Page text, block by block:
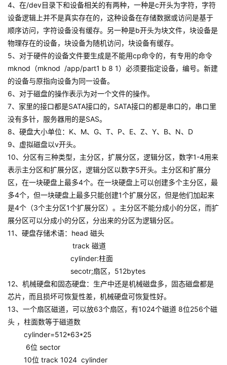
4、在/dev目录下和设备相关的有两种，一种是c开头为字符，字符
设备逻辑上并不是真实存在的，这种设备在存储数据或访问是基于
顺序访问，字符设备没有缓存。另一种是b开头为块文件，块设备是
物理存在的设备，块设备为随机访问，块设备有缓存。
5、对于硬件的设备文件要生成是不能用cp命令的，有专用的命令
mknod（mknod /app/part1 b 8 1）必须要指定设备，编号。新建
的设备与原指向设备为同一设备。
6、对于磁盘的操作表示为对一个文件的操作。
7、家里的接口都是SATA接口的，SATA接口的都是串口的，串口里
没有多针，服务器用的是SAS。
8、硬盘大小单位：K、M、G、T、P、E、Z、Y、B、N、D
9、虚拟磁盘以v开头。
10、分区有三种类型，主分区，扩展分区，逻辑分区，数字1-4用来
表示主分区和扩展分区，逻辑分区以数字5开头。主分区和扩展分
区，在一块硬盘上最多4个。在一块硬盘上可以创建多个主分区，最
多4个，但一块硬盘上最多只能创建1个扩展分区，但是他们加起来
是4个（3个主分区1个扩展分区）。主分区不能分成小的分区，而扩
展分区可以分成小的分区，分出来的分区为逻辑分区。
11、硬盘存储术语：head 磁头
track 磁道
cylinder:柱面
secotr;扇区，512bytes
12、机械硬盘和固态硬盘：生产中还是机械磁盘多，固态磁盘都是
芯片，而且损坏可恢复性差，机械硬盘可恢复性好。
13、一个扇区磁道，可以放63个扇区，有1024个磁道 8位256个磁
头 ，柱面数等于磁道数
cylinder=512*63*25
6位 sector
10位 track 1024 cylinder